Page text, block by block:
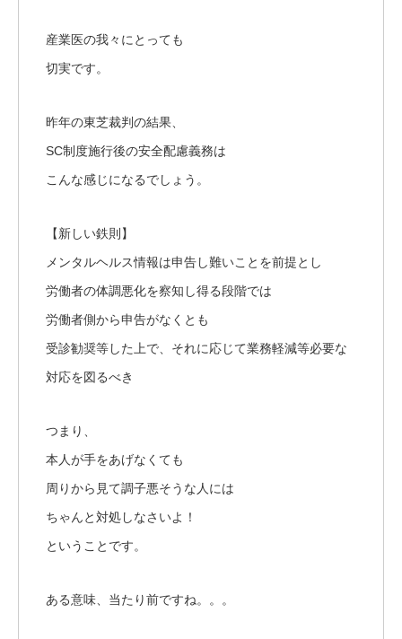
産業医の我々にとっても
切実です。
昨年の東芝裁判の結果、
SC制度施行後の安全配慮義務は
こんな感じになるでしょう。
【新しい鉄則】
メンタルヘルス情報は申告し難いことを前提とし
労働者の体調悪化を察知し得る段階では
労働者側から申告がなくとも
受診勧奨等した上で、それに応じて業務軽減等必要な
対応を図るべき
つまり、
本人が手をあげなくても
周りから見て調子悪そうな人には
ちゃんと対処しなさいよ！
ということです。
ある意味、当たり前ですね。。。